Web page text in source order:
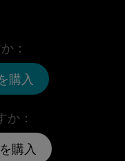
：
購入
：
購入